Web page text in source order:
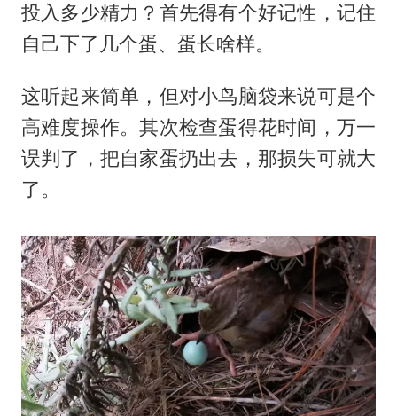
投入多少精力？首先得有个好记性，记住
自己下了几个蛋、蛋长啥样。
这听起来简单，但对小鸟脑袋来说可是个
高难度操作。其次检查蛋得花时间，万一
误判了，把自家蛋扔出去，那损失可就大
了。